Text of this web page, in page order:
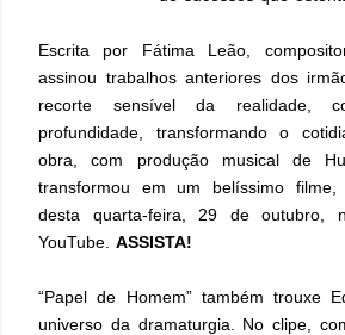
Escrita por Fátima Leão,
assinou trabalhos anteriores dos
recorte sensível da realidade,
profundidade, transformando o
obra, com produção musical de
transformou em um belíssimo
desta quarta-feira, 29 de outubro,
YouTube. ASSISTA!
“Papel de Homem” também trouxe
universo da dramaturgia. No clipe,